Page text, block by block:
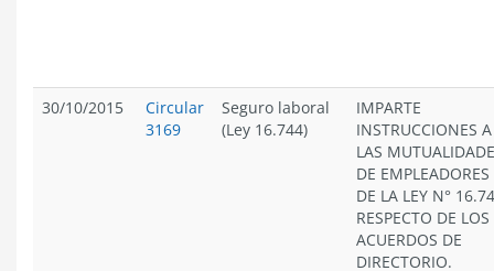
30/10/2015
Circular
3169
Seguro laboral
(Ley 16.744)
IMPARTE
INSTRUCCIONES A
LAS
DE EMPLEADORES
DE LA LEY N°
RESPECTO DE LOS
ACUERDOS DE
DIRECTORIO.